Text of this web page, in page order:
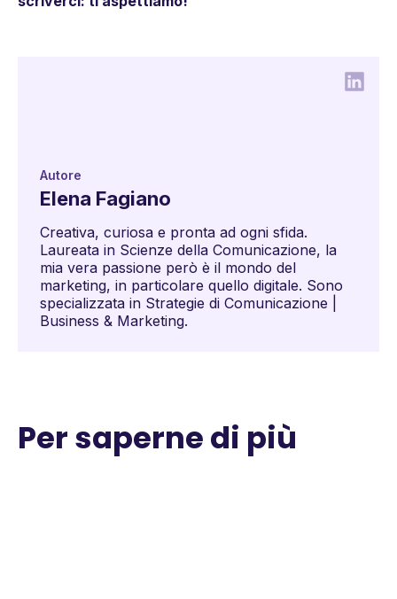
Autore
Elena Fagiano
Creativa, curiosa e pronta ad ogni sfida.
Laureata in Scienze della Comunicazione, la
mia vera passione però è il mondo del
marketing, in particolare quello digitale. Sono
specializzata in Strategie di Comunicazione |
Business & Marketing.
Per saperne di più